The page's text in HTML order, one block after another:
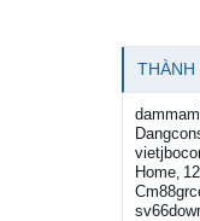
THÀNH
Home